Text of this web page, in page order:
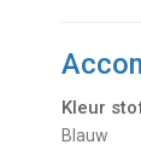
Kleur
Blauw